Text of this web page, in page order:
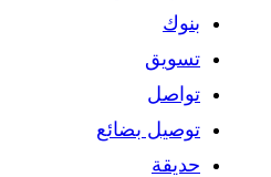
بنوك
تسويق
تواصل
توصيل بضائع
حديقة